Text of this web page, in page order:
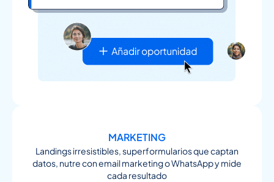
MARKETING
Landings irresistibles, superformularios que captan
datos, nutre con email marketing o WhatsApp y mide
cada resultado